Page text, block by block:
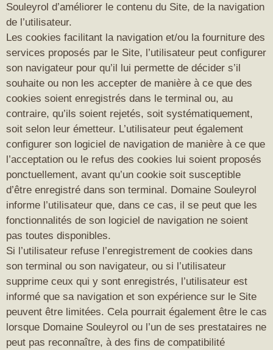
Souleyrol d’améliorer le contenu du Site, de la navigation
de l’utilisateur.
Les cookies facilitant la navigation et/ou la fourniture des
services proposés par le Site, l’utilisateur peut configurer
son navigateur pour qu’il lui permette de décider s’il
souhaite ou non les accepter de manière à ce que des
cookies soient enregistrés dans le terminal ou, au
contraire, qu’ils soient rejetés, soit systématiquement,
soit selon leur émetteur. L’utilisateur peut également
configurer son logiciel de navigation de manière à ce que
l’acceptation ou le refus des cookies lui soient proposés
ponctuellement, avant qu’un cookie soit susceptible
d’être enregistré dans son terminal. Domaine Souleyrol
informe l’utilisateur que, dans ce cas, il se peut que les
fonctionnalités de son logiciel de navigation ne soient
pas toutes disponibles.
Si l’utilisateur refuse l’enregistrement de cookies dans
son terminal ou son navigateur, ou si l’utilisateur
supprime ceux qui y sont enregistrés, l’utilisateur est
informé que sa navigation et son expérience sur le Site
peuvent être limitées. Cela pourrait également être le cas
lorsque Domaine Souleyrol ou l’un de ses prestataires ne
peut pas reconnaître, à des fins de compatibilité